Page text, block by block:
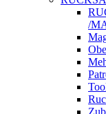
/